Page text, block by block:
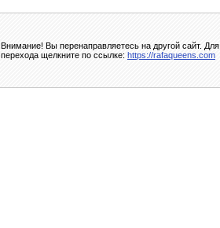
Внимание! Вы перенаправляетесь на другой сайт. Для
перехода щелкните по ссылке: https://rafaqueens.com